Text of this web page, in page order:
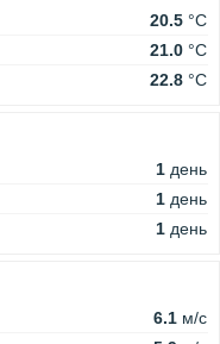
20.5 °C
21.0 °C
22.8 °C
1 день
1 день
1 день
6.1 м/c